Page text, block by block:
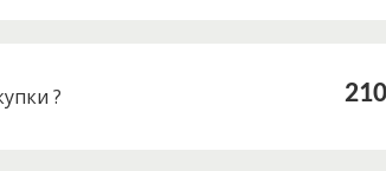
деятельность современного
и высокий процент факторов, вызывающих
?